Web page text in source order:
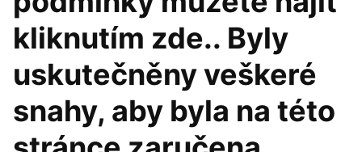
kliknutím zde.. Byly
uskutečněny veškeré
snahy, aby byla na této